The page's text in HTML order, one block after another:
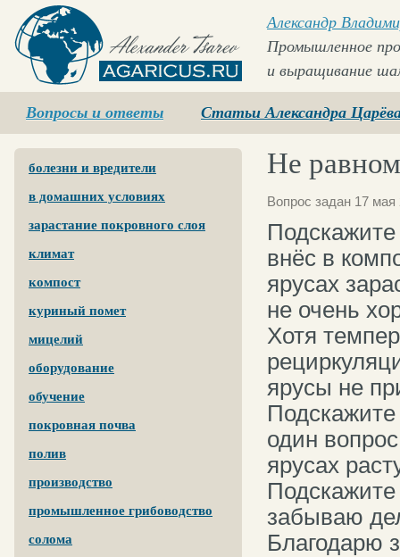
Agaricus.ru
Александр
Промышленное
и выращивание
Вопросы и ответы Статьи Александра
болезни и вредители
в домашних условиях
зарастание покровного слоя
климат
компост
куриный помет
мицелий
оборудование
обучение
покровная почва
полив
производство
промышленное грибоводство
солома
Не
Вопрос задан 17
Подскажите
внёс в
ярусах
не очень
Хотя
ярусы не
один
ярусах
забываю
Благодарю